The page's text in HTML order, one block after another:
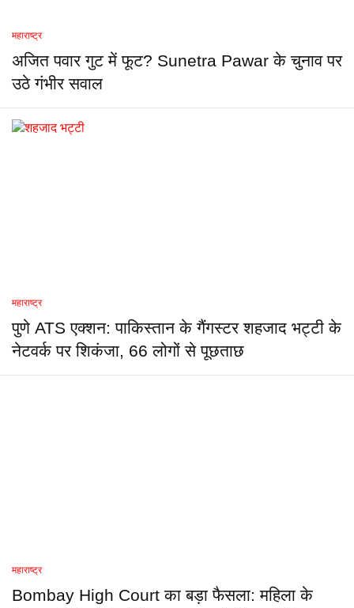
महाराष्ट्र
अजित पवार गुट में फूट? Sunetra Pawar के चुनाव पर
उठे गंभीर सवाल
महाराष्ट्र
पुणे ATS एक्शन: पाकिस्तान के गैंगस्टर शहजाद भट्टी के
नेटवर्क पर शिकंजा, 66 लोगों से पूछताछ
महाराष्ट्र
Bombay High Court का बड़ा फैसला: महिला के